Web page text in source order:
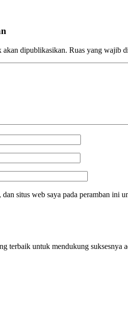
akan dipublikasikan. Ruas yang wajib
dan situs web saya pada peramban ini
terbaik untuk mendukung suksesnya